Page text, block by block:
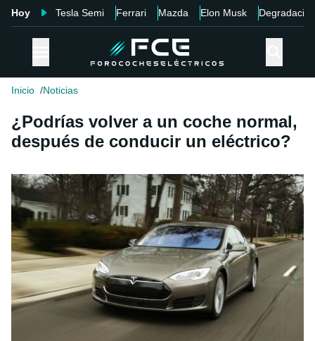
Hoy Tesla Semi Ferrari Mazda Elon Musk Degradación
Inicio Noticias
¿Podrías volver a un coche normal,
después de conducir un eléctrico?